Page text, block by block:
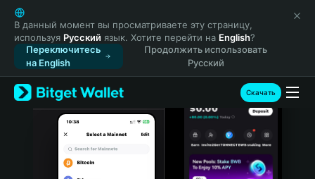
English
日本語
Tiếng Việt
Русский
Español (Latinoamérica)
Türkçe
Italiano
В данный момент вы просматриваете эту страницу,
используя Русский язык. Хотите перейти на English?
Переключитесь
на English
Продолжить использовать
Русский
Скачать